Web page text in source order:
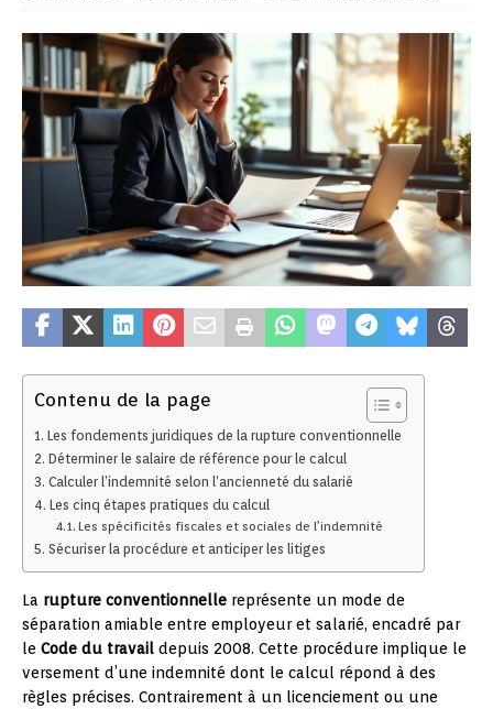
Contenu de la page
Les fondements juridiques de la rupture conventionnelle
Déterminer le salaire de référence pour le calcul
Calculer l’indemnité selon l’ancienneté du salarié
Les cinq étapes pratiques du calcul
Les spécificités fiscales et sociales de l’indemnité
Sécuriser la procédure et anticiper les litiges
La rupture conventionnelle représente un mode de
séparation amiable entre employeur et salarié, encadré par
le Code du travail depuis 2008. Cette procédure implique le
versement d’une indemnité dont le calcul répond à des
règles précises. Contrairement à un licenciement ou une